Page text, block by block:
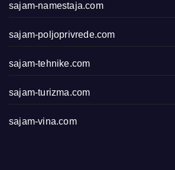
sajam-namestaja.com
sajam-poljoprivrede.com
sajam-tehnike.com
sajam-turizma.com
sajam-vina.com